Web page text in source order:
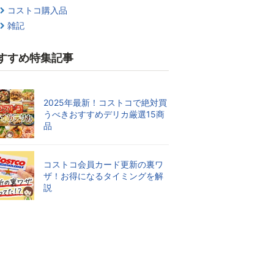
コストコ購入品
雑記
すめ特集記事
2025年最新！コストコで絶対買
うべきおすすめデリカ厳選15商
品
コストコ会員カード更新の裏ワ
ザ！お得になるタイミングを解
説